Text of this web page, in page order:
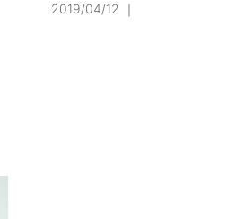
2019/04/12 ｜